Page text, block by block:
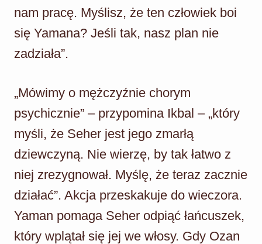
nam pracę. Myślisz, że ten człowiek boi
się Yamana? Jeśli tak, nasz plan nie
zadziała”.
„Mówimy o mężczyźnie chorym
psychicznie” – przypomina Ikbal – „który
myśli, że Seher jest jego zmarłą
dziewczyną. Nie wierzę, by tak łatwo z
niej zrezygnował. Myślę, że teraz zacznie
działać”. Akcja przeskakuje do wieczora.
Yaman pomaga Seher odpiąć łańcuszek,
który wplątał się jej we włosy. Gdy Ozan